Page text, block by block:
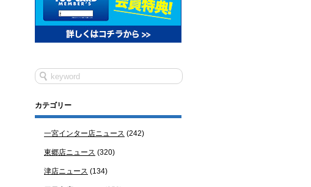
カテゴリー
一宮インター店ニュース (242)
東郷店ニュース (320)
津店ニュース (134)